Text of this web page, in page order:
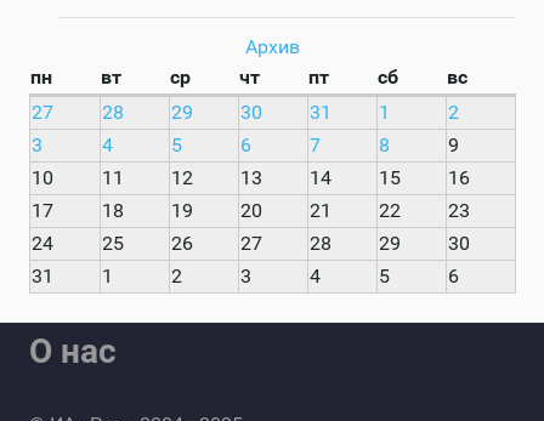
Архив
пн
вт ср чт пт сб
вс
27
28 29 30 31 1
2
3
4 5 6 7 8
9
10
11 12 13 14 15
16
17
18 19 20 21 22
23
24
25 26 27 28 29
30
31
1 2 3 4 5 6
О нас